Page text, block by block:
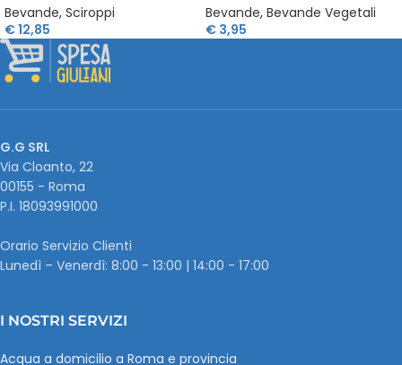
Bevande, Sciroppi
€12,85
Bevande, Bevande Vegetali
€ 3,95
G.G SRL
Via Cloanto, 22
00155 - Roma
P.I. ‭18093991000
Orario Servizio Clienti
Lunedì – Venerdì: 8:00 - 13:00 | 14:00 - 17:00
I NOSTRI SERVIZI
Acqua a domicilio a Roma e provincia